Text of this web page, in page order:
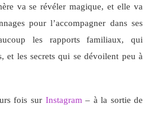
va se révéler magique, et elle va
pour l’accompagner dans ses
les rapports familiaux, qui
et les secrets qui se dévoilent peu à
fois sur Instagram – à la sortie de